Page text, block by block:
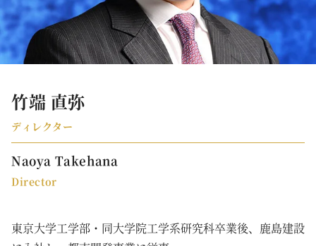
竹端 直弥
ディレクター
Naoya Takehana
Director
東京大学工学部・同大学院工学系研究科卒業後、鹿島建設